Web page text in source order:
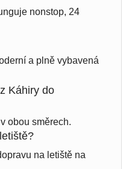
nonstop, 24
a plně vybavená
Káhiry do
obou směrech.
na letiště na